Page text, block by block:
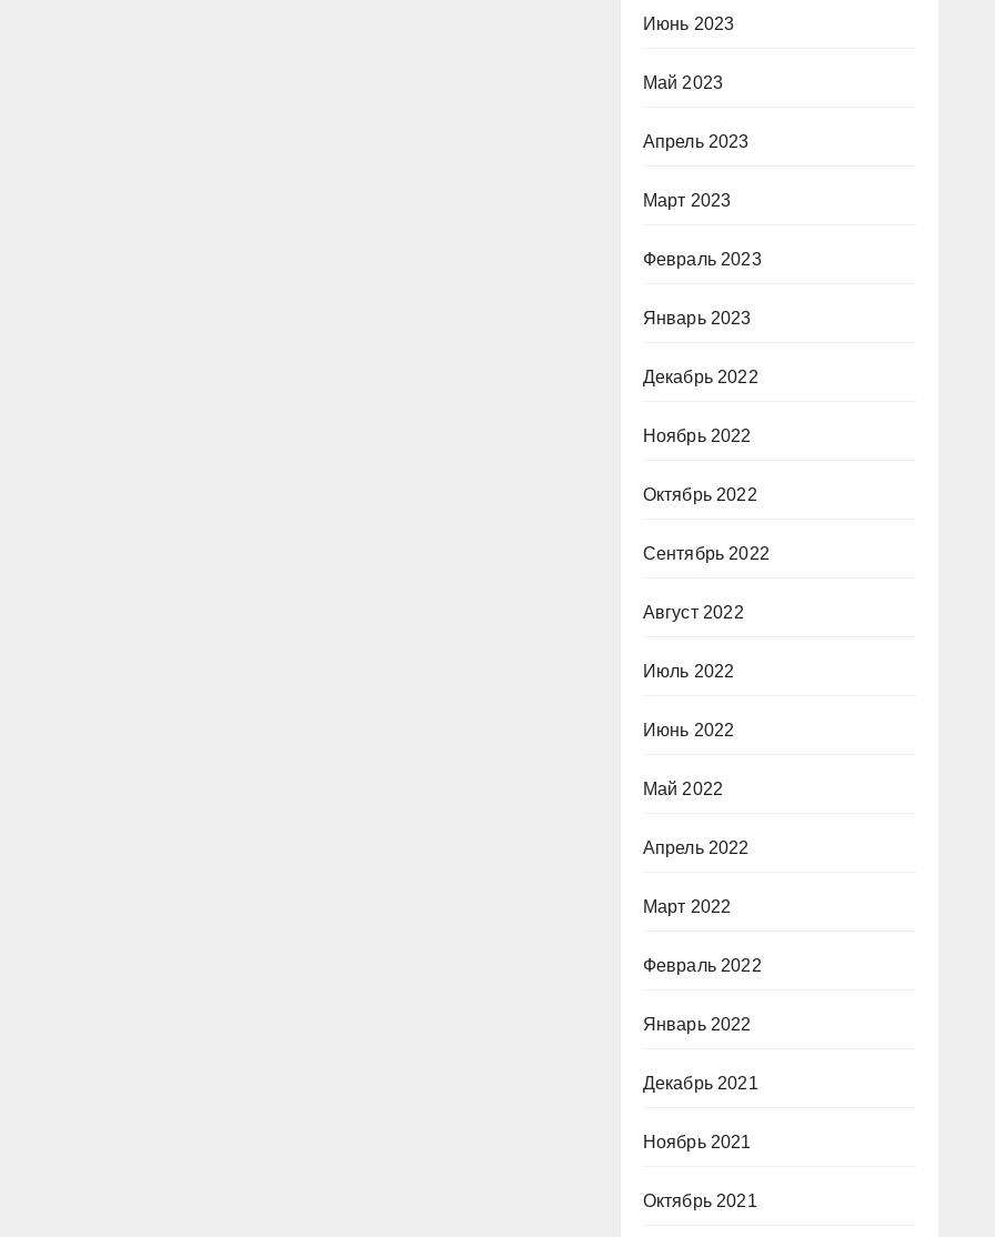
Июнь 2023
Май 2023
Апрель 2023
Март 2023
Февраль 2023
Январь 2023
Декабрь 2022
Ноябрь 2022
Октябрь 2022
Сентябрь 2022
Август 2022
Июль 2022
Июнь 2022
Май 2022
Апрель 2022
Март 2022
Февраль 2022
Январь 2022
Декабрь 2021
Ноябрь 2021
Октябрь 2021